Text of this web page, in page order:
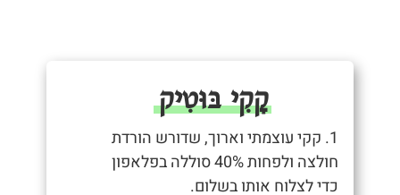
קָקִי בּוּטִיק
1. קקי עוצמתי וארוך, שדורש הורדת
חולצה ולפחות 40% סוללה בפלאפון
כדי לצלוח אותו בשלום.